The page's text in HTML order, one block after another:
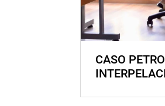
CASO